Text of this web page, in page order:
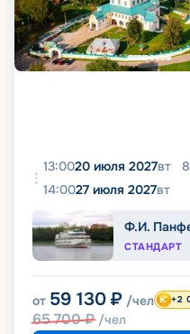
13:0020 июля 2027вт 8
14:0027 июля 2027вт
Ф.И.
СТАНДАРТ
от 59 130 ₽ /чел
65 700₽ /чел
+2